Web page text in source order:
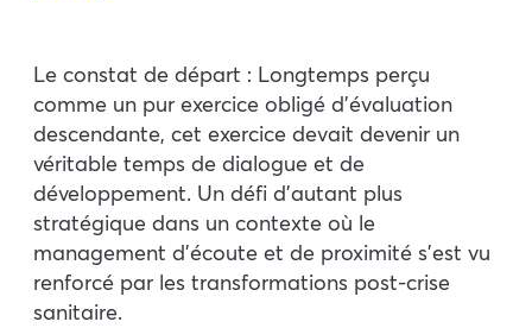
Le constat de départ : Longtemps perçu
comme un pur exercice obligé d’évaluation
descendante, cet exercice devait devenir un
véritable temps de dialogue et de
développement. Un défi d’autant plus
stratégique dans un contexte où le
management d’écoute et de proximité s’est vu
renforcé par les transformations post-crise
sanitaire.